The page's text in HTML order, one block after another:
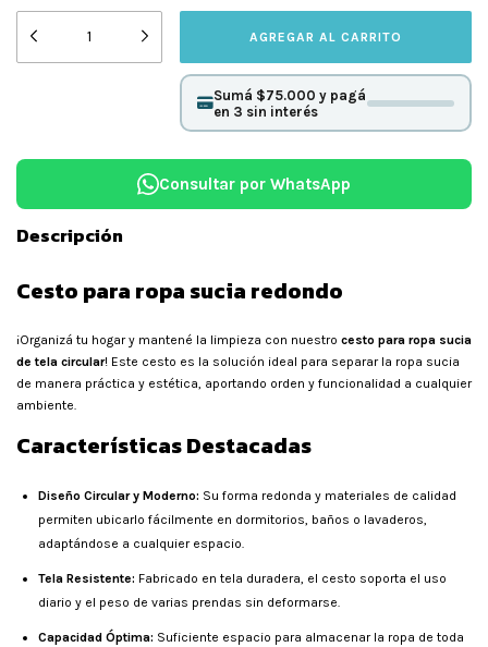
Sumá $75.000 y pagá
en 3 sin interés
Consultar por WhatsApp
Descripción
Cesto para ropa sucia redondo
¡Organizá tu hogar y mantené la limpieza con nuestro cesto para ropa sucia
de tela circular! Este cesto es la solución ideal para separar la ropa sucia
de manera práctica y estética, aportando orden y funcionalidad a cualquier
ambiente.
Características Destacadas
Diseño Circular y Moderno: Su forma redonda y materiales de calidad
permiten ubicarlo fácilmente en dormitorios, baños o lavaderos,
adaptándose a cualquier espacio.
Tela Resistente: Fabricado en tela duradera, el cesto soporta el uso
diario y el peso de varias prendas sin deformarse.
Capacidad Óptima: Suficiente espacio para almacenar la ropa de toda